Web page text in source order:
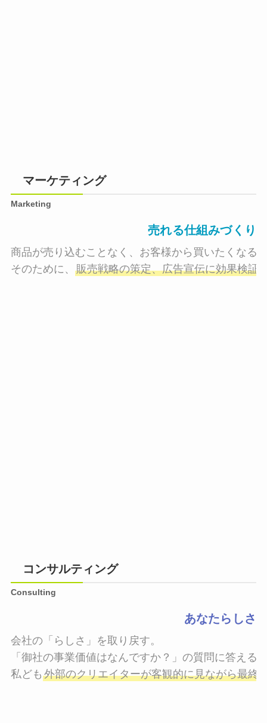
マーケティング
Marketing
売れる仕組みづくり
商品が売り込むことなく、お客様から買いたくなる
そのために、 販売戦略の策定、広告宣伝に効果検証
コンサルティング
Consulting
あなたらしさ
会社の「らしさ」を取り戻す。
「御社の事業価値はなんですか？」の質問に答える
私ども 外部のクリエイターが客観的に見ながら最終